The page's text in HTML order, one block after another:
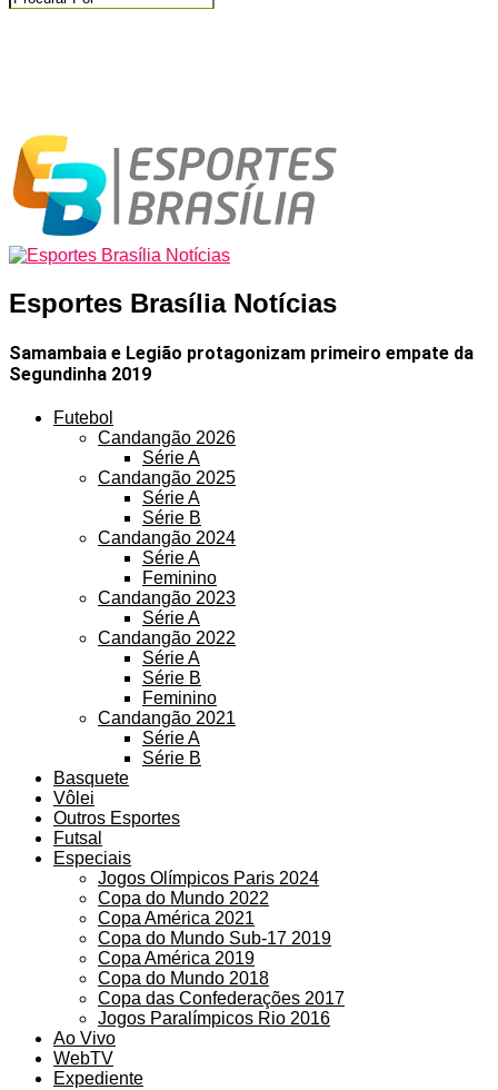
Esportes Brasília Notícias
Samambaia e Legião protagonizam primeiro empate da
Segundinha 2019
Futebol
Candangão 2026
Série A
Candangão 2025
Série A
Série B
Candangão 2024
Série A
Feminino
Candangão 2023
Série A
Candangão 2022
Série A
Série B
Feminino
Candangão 2021
Série A
Série B
Basquete
Vôlei
Outros Esportes
Futsal
Especiais
Jogos Olímpicos Paris 2024
Copa do Mundo 2022
Copa América 2021
Copa do Mundo Sub-17 2019
Copa América 2019
Copa do Mundo 2018
Copa das Confederações 2017
Jogos Paralímpicos Rio 2016
Ao Vivo
WebTV
Expediente